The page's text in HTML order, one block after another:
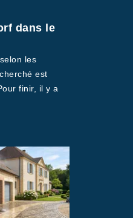
dans le
les
est
finir, il y a